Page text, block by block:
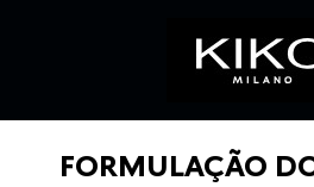
FORMULAÇÃO